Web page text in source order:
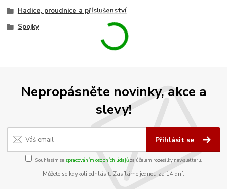
Hadice, proudnice a příslušenství
Spojky
Nepropásněte novinky, akce a
slevy!
Přihlásit se
Souhlasím se zpracováním osobních údajůza účelem rozesílky newsletteru.
Můžete se kdykoli odhlásit. Zasíláme jednou za 14 dní.